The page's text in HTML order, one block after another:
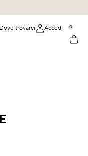
Dove trovarci Accedi 0